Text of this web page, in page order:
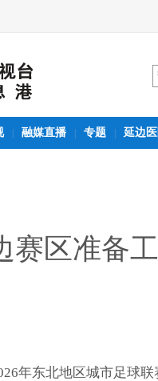
融媒直播 专题 延边
赛区准备
年东北地区城市足球